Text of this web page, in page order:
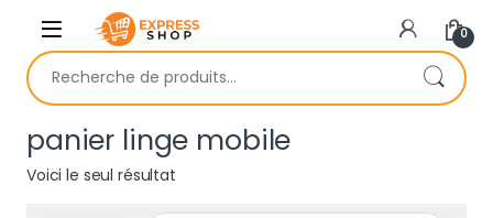
Skip to navigation
Skip to content
0
Recherche pour :
panier linge mobile
Voici le seul résultat